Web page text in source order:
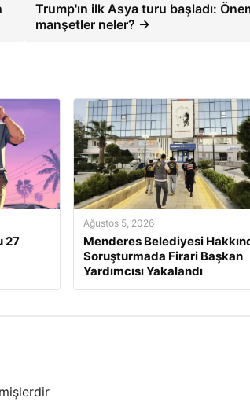
Trump'ın ilk Asya turu başladı:
manşetler neler? →
27
Ağustos 5, 2026
Menderes Belediyesi
Soruşturmada Firari Başkan
Yardımcısı Yakalandı